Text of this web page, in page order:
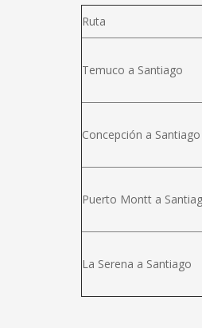
Ruta
Temuco a Santiago
Concepción a Santiago
Puerto Montt a
La Serena a Santiago